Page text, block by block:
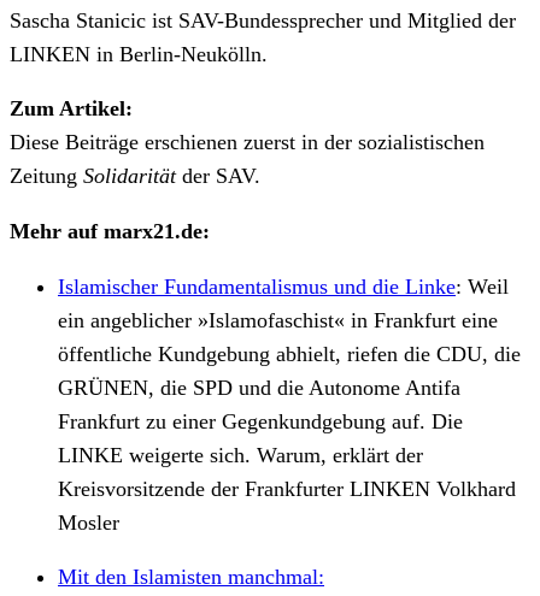
Sascha Stanicic ist SAV-Bundessprecher und Mitglied der
LINKEN in Berlin-Neukölln.
Zum Artikel:
Diese Beiträge erschienen zuerst in der sozialistischen
Zeitung Solidaritätder SAV.
Mehr auf marx21.de:
Islamischer Fundamentalismus und die Linke: Weil
ein angeblicher »Islamofaschist« in Frankfurt eine
öffentliche Kundgebung abhielt, riefen die CDU, die
GRÜNEN, die SPD und die Autonome Antifa
Frankfurt zu einer Gegenkundgebung auf. Die
LINKE weigerte sich. Warum, erklärt der
Kreisvorsitzende der Frankfurter LINKEN Volkhard
Mosler
Mit den Islamisten manchmal: